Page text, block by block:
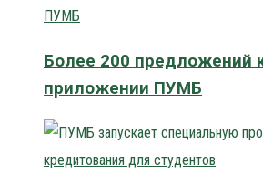
Более 200 предложений
приложении ПУМБ